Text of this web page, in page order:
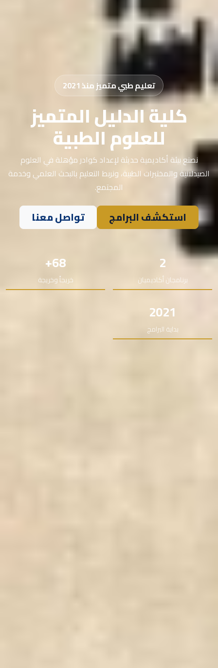
تعليم طبي متميز منذ 2021
كلية الدليل المتميز
للعلوم الطبية
نصنع بيئة أكاديمية حديثة لإعداد كوادر مؤهلة في العلوم
الصيدلانية والمختبرات الطبية، ونربط التعليم بالبحث العلمي وخدمة
المجتمع.
استكشف البرامج تواصل معنا
2
برنامجان أكاديميان
68+
خريجاً وخريجة
2021
بداية البرامج